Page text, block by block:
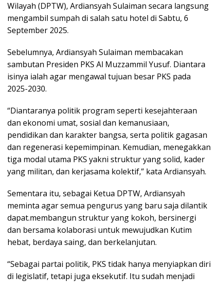
Wilayah (DPTW), Ardiansyah Sulaiman secara langsung
mengambil sumpah di salah satu hotel di Sabtu, 6
September 2025.
Sebelumnya, Ardiansyah Sulaiman membacakan
sambutan Presiden PKS Al Muzzammil Yusuf. Diantara
isinya ialah agar mengawal tujuan besar PKS pada
2025-2030.
“Diantaranya politik program seperti kesejahteraan
dan ekonomi umat, sosial dan kemanusiaan,
pendidikan dan karakter bangsa, serta politik gagasan
dan regenerasi kepemimpinan. Kemudian, menegakkan
tiga modal utama PKS yakni struktur yang solid, kader
yang militan, dan kerjasama kolektif,” kata Ardiansyah.
Sementara itu, sebagai Ketua DPTW, Ardiansyah
meminta agar semua pengurus yang baru saja dilantik
dapat.membangun struktur yang kokoh, bersinergi
dan bersama kolaborasi untuk mewujudkan Kutim
hebat, berdaya saing, dan berkelanjutan.
“Sebagai partai politik, PKS tidak hanya menyiapkan diri
di legislatif, tetapi juga eksekutif. Itu sudah menjadi